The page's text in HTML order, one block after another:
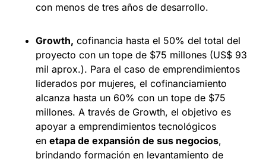
con menos de tres años de desarrollo.
Growth, cofinancia hasta el 50% del total del
proyecto con un tope de $75 millones (US$ 93
mil aprox.). Para el caso de emprendimientos
liderados por mujeres, el cofinanciamiento
alcanza hasta un 60% con un tope de $75
millones. A través de Growth, el objetivo es
apoyar a emprendimientos tecnológicos
en etapa de expansión de sus negocios,
brindando formación en levantamiento de